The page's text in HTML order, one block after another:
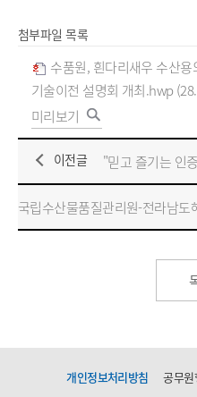
첨부파일 목록
수품원, 흰다리새우 수산
기술이전 설명회 개최.hwp
미리보기
이전글
개인정보처리방침 공무